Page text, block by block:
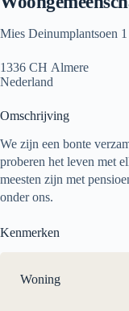
Mies Deinumplantsoen 1
1336 CH Almere
Nederland
Omschrijving
We zijn een bonte
proberen het leven met
meesten zijn met
onder ons.
Kenmerken
Woning